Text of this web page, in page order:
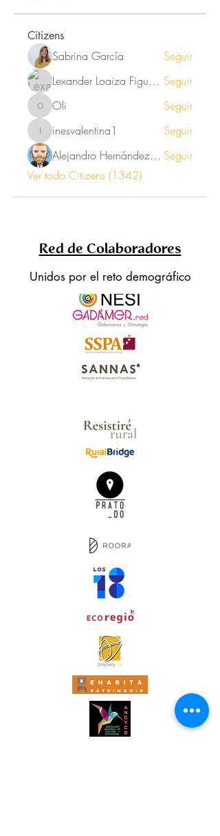
Citizens
Sabrina García
Seguir
Lexander Loaiza Figueroa Seguir
Oli Oli Seguir
inesvalentina1
inesvalentina1
Seguir
Alejandro Hernández Renner Seguir
Ver todo Citizens (1342)
Red de Colaboradores
Unidos por el reto demográfico